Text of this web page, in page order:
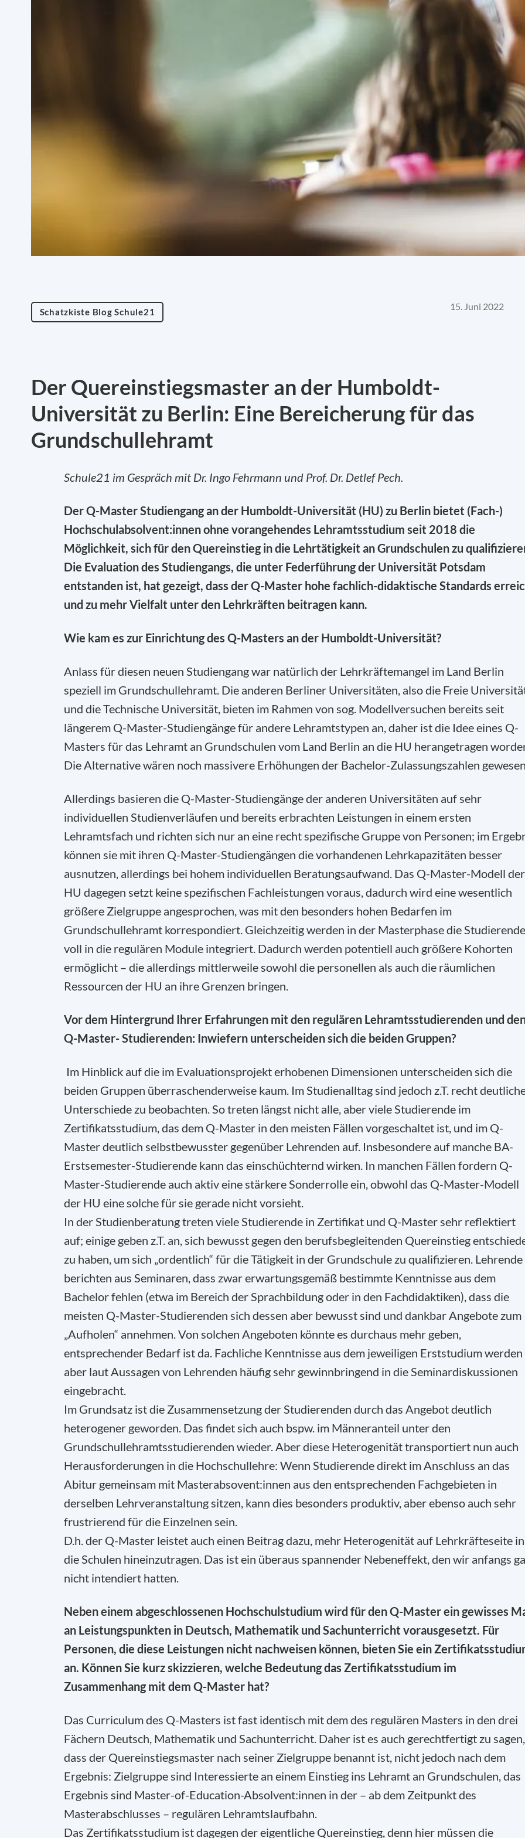
Schatzkiste Blog Schule21 15. Juni 2022
Der Quereinstiegsmaster an der Humboldt-
Universität zu Berlin: Eine Bereicherung für das
Grundschullehramt
Schule21 im Gespräch mit Dr. Ingo Fehrmann und Prof. Dr. Detlef Pech.
Der Q-Master Studiengang an der Humboldt-Universität (HU) zu Berlin bietet (Fach-)
Hochschulabsolvent:innen ohne vorangehendes Lehramtsstudium seit 2018 die
Möglichkeit, sich für den Quereinstieg in die Lehrtätigkeit an Grundschulen zu
Die Evaluation des Studiengangs, die unter Federführung der Universität Potsdam
entstanden ist, hat gezeigt, dass der Q-Master hohe fachlich-didaktische Standards
und zu mehr Vielfalt unter den Lehrkräften beitragen kann.
Wie kam es zur Einrichtung des Q-Masters an der Humboldt-Universität?
Anlass für diesen neuen Studiengang war natürlich der Lehrkräftemangel im Land Berlin
speziell im Grundschullehramt. Die anderen Berliner Universitäten, also die Freie
und die Technische Universität, bieten im Rahmen von sog. Modellversuchen bereits seit
längerem Q-Master-Studiengänge für andere Lehramtstypen an, daher ist die Idee eines Q-
Masters für das Lehramt an Grundschulen vom Land Berlin an die HU herangetragen
Die Alternative wären noch massivere Erhöhungen der Bachelor-Zulassungszahlen
Allerdings basieren die Q-Master-Studiengänge der anderen Universitäten auf sehr
individuellen Studienverläufen und bereits erbrachten Leistungen in einem ersten
Lehramtsfach und richten sich nur an eine recht spezifische Gruppe von Personen; im
können sie mit ihren Q-Master-Studiengängen die vorhandenen Lehrkapazitäten besser
ausnutzen, allerdings bei hohem individuellen Beratungsaufwand. Das Q-Master-Modell der
HU dagegen setzt keine spezifischen Fachleistungen voraus, dadurch wird eine wesentlich
größere Zielgruppe angesprochen, was mit den besonders hohen Bedarfen im
Grundschullehramt korrespondiert. Gleichzeitig werden in der Masterphase die
voll in die regulären Module integriert. Dadurch werden potentiell auch größere Kohorten
ermöglicht – die allerdings mittlerweile sowohl die personellen als auch die räumlichen
Ressourcen der HU an ihre Grenzen bringen.
Vor dem Hintergrund Ihrer Erfahrungen mit den regulären Lehramtsstudierenden und
Q-Master- Studierenden: Inwiefern unterscheiden sich die beiden Gruppen?
Im Hinblick auf die im Evaluationsprojekt erhobenen Dimensionen unterscheiden sich die
beiden Gruppen überraschenderweise kaum. Im Studienalltag sind jedoch z.T. recht
Unterschiede zu beobachten. So treten längst nicht alle, aber viele Studierende im
Zertifikatsstudium, das dem Q-Master in den meisten Fällen vorgeschaltet ist, und im Q-
Master deutlich selbstbewusster gegenüber Lehrenden auf. Insbesondere auf manche BA-
Erstsemester-Studierende kann das einschüchternd wirken. In manchen Fällen fordern Q-
Master-Studierende auch aktiv eine stärkere Sonderrolle ein, obwohl das Q-Master-Modell
der HU eine solche für sie gerade nicht vorsieht.
In der Studienberatung treten viele Studierende in Zertifikat und Q-Master sehr reflektiert
auf; einige geben z.T. an, sich bewusst gegen den berufsbegleitenden Quereinstieg
zu haben, um sich „ordentlich“ für die Tätigkeit in der Grundschule zu qualifizieren. Lehrende
berichten aus Seminaren, dass zwar erwartungsgemäß bestimmte Kenntnisse aus dem
Bachelor fehlen (etwa im Bereich der Sprachbildung oder in den Fachdidaktiken), dass die
meisten Q-Master-Studierenden sich dessen aber bewusst sind und dankbar Angebote zum
„Aufholen“ annehmen. Von solchen Angeboten könnte es durchaus mehr geben,
entsprechender Bedarf ist da. Fachliche Kenntnisse aus dem jeweiligen Erststudium werden
aber laut Aussagen von Lehrenden häufig sehr gewinnbringend in die Seminardiskussionen
eingebracht.
Im Grundsatz ist die Zusammensetzung der Studierenden durch das Angebot deutlich
heterogener geworden. Das findet sich auch bspw. im Männeranteil unter den
Grundschullehramtsstudierenden wieder. Aber diese Heterogenität transportiert nun auch
Herausforderungen in die Hochschullehre: Wenn Studierende direkt im Anschluss an das
Abitur gemeinsam mit Masterabsovent:innen aus den entsprechenden Fachgebieten in
derselben Lehrveranstaltung sitzen, kann dies besonders produktiv, aber ebenso auch sehr
frustrierend für die Einzelnen sein.
D.h. der Q-Master leistet auch einen Beitrag dazu, mehr Heterogenität auf Lehrkräfteseite in
die Schulen hineinzutragen. Das ist ein überaus spannender Nebeneffekt, den wir anfangs
nicht intendiert hatten.
Neben einem abgeschlossenen Hochschulstudium wird für den Q-Master ein gewisses
an Leistungspunkten in Deutsch, Mathematik und Sachunterricht vorausgesetzt. Für
Personen, die diese Leistungen nicht nachweisen können, bieten Sie ein
an. Können Sie kurz skizzieren, welche Bedeutung das Zertifikatsstudium im
Zusammenhang mit dem Q-Master hat?
Das Curriculum des Q-Masters ist fast identisch mit dem des regulären Masters in den drei
Fächern Deutsch, Mathematik und Sachunterricht. Daher ist es auch gerechtfertigt zu sagen,
dass der Quereinstiegsmaster nach seiner Zielgruppe benannt ist, nicht jedoch nach dem
Ergebnis: Zielgruppe sind Interessierte an einem Einstieg ins Lehramt an Grundschulen, das
Ergebnis sind Master-of-Education-Absolvent:innen in der – ab dem Zeitpunkt des
Masterabschlusses – regulären Lehramtslaufbahn.
Das Zertifikatsstudium ist dagegen der eigentliche Quereinstieg, denn hier müssen die